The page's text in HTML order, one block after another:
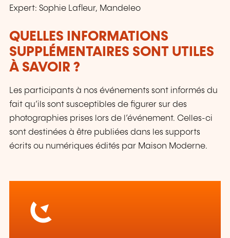
Expert: Sophie Lafleur, Mandeleo
QUELLES INFORMATIONS
SUPPLÉMENTAIRES SONT UTILES
À SAVOIR ?
Les participants à nos événements sont informés du
fait qu’ils sont susceptibles de figurer sur des
photographies prises lors de l’événement. Celles-ci
sont destinées à être publiées dans les supports
écrits ou numériques édités par Maison Moderne.